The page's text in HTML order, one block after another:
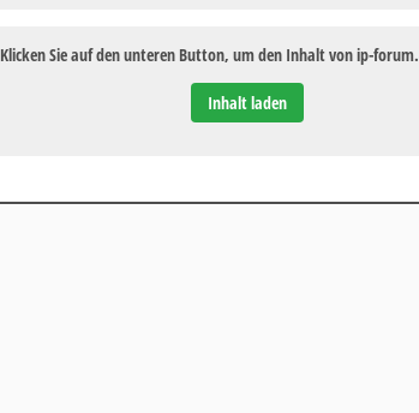
Klicken Sie auf den unteren Button, um den Inhalt von ip-
Inhalt laden